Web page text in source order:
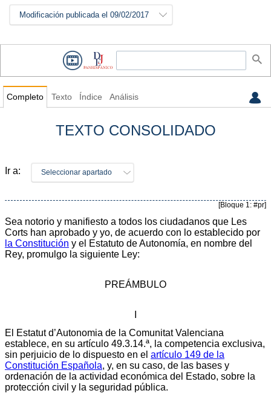
Modificación publicada el 09/02/2017
Completo Texto Índice Análisis
TEXTO CONSOLIDADO
Ir a: Seleccionar apartado
[Bloque 1: #pr]
Sea notorio y manifiesto a todos los ciudadanos que Les
Corts han aprobado y yo, de acuerdo con lo establecido por
la Constitución y el Estatuto de Autonomía, en nombre del
Rey, promulgo la siguiente Ley:
PREÁMBULO
El Estatut d’Autonomia de la Comunitat Valenciana
establece, en su artículo 49.3.14.ª, la competencia exclusiva,
sin perjuicio de lo dispuesto en el artículo 149 de la
Constitución Española, y, en su caso, de las bases y
ordenación de la actividad económica del Estado, sobre la
protección civil y la seguridad pública.